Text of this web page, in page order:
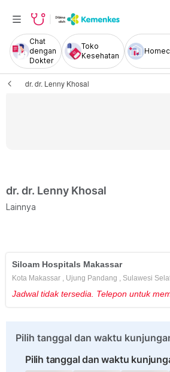
Chat
dengan
Dokter
Toko
Kesehatan
dr. dr. Lenny Khosal
dr. dr. Lenny Khosal
Lainnya
Siloam Hospitals Makassar
Kota Makassar , Ujung Pandang , Sulawesi
Jadwal tidak tersedia. Telepon untuk
Pilih tanggal dan waktu
Pilih tanggal dan waktu